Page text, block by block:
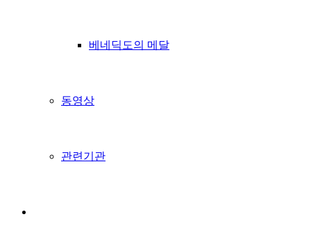
베네딕도의 메달
동영상
관련기관